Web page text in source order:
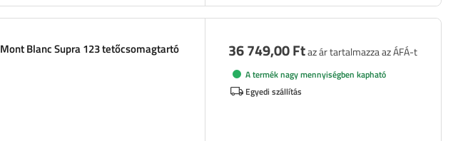
Mont Blanc Supra 123 tetőcsomagtartó 36 749,00 Ftaz ár tartalmazza az ÁFÁ-t
A termék nagy mennyiségben kapható
Egyedi szállítás